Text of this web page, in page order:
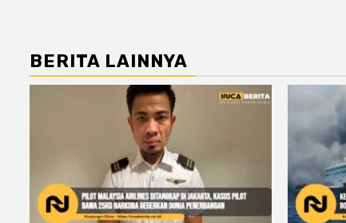
BERITA LAINNYA